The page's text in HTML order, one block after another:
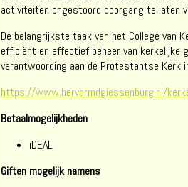
activiteiten ongestoord doorgang te laten
De belangrijkste taak van het College van
efficiënt en effectief beheer van kerkelijke
verantwoording aan de Protestantse Kerk
https://www.hervormdgiessenburg.nl/
Betaalmogelijkheden
iDEAL
Giften mogelijk namens